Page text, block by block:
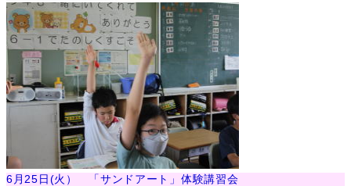
6月25日(火） 「サンドアート」体験講習会